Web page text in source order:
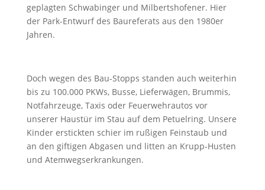
geplagten Schwabinger und Milbertshofener. Hier
der Park-Entwurf des Baureferats aus den 1980er
Jahren.
Doch wegen des Bau-Stopps standen auch weiterhin
bis zu 100.000 PKWs, Busse, Lieferwägen, Brummis,
Notfahrzeuge, Taxis oder Feuerwehrautos vor
unserer Haustür im Stau auf dem Petuelring. Unsere
Kinder erstickten schier im rußigen Feinstaub und
an den giftigen Abgasen und litten an Krupp-Husten
und Atemwegserkrankungen.